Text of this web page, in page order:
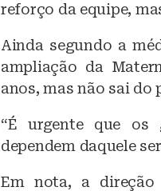
reforço da equipe,
Ainda segundo a
ampliação da
anos, mas não sai do
“É urgente que os
dependem daquele
Em nota, a direção